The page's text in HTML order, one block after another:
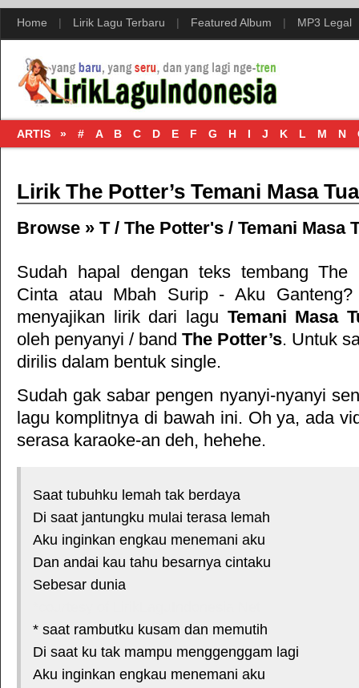
Home | Lirik Lagu Terbaru | Featured Album | MP3 Legal
ARTIS » # A B C D E F G H I J K L M N
Lirik The Potter’s Temani Masa Tua
Browse » T/ The Potter's / Temani Masa
Sudah hapal dengan teks tembangThe
Cinta atau Mbah Surip - Aku Ganteng?
menyajikan lirik dari lagu Temani Masa
oleh penyanyi / band The Potter’s. Untuk
dirilis dalam bentuk single.
Sudah gak sabar pengen nyanyi-nyanyi
lagu komplitnya di bawah ini. Oh ya, ada
serasa karaoke-an deh, hehehe.
Saat tubuhku lemah tak berdaya
Di saat jantungku mulai terasa lemah
Aku inginkan engkau menemani aku
Dan andai kau tahu besarnya cintaku
Sebesar dunia
* saat rambutku kusam dan memutih
Di saat ku tak mampu menggenggam lagi
Aku inginkan engkau menemani aku